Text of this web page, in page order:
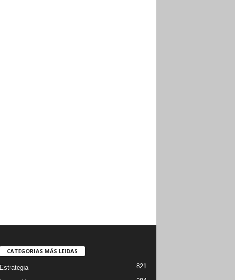
CATEGORIAS MÁS LEIDAS
Estrategia 821